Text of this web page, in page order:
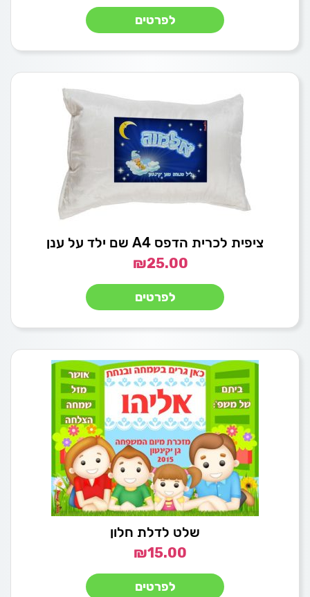
לפרטים
ציפית לכרית הדפס A4 שם ילד על ענן
₪25.00
לפרטים
שלט לדלת חלון
₪15.00
לפרטים